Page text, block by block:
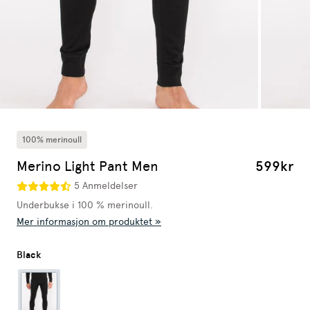
100% merinoull
Merino Light Pant Men 599kr
5 Anmeldelser
Underbukse i 100 % merinoull.
Mer informasjon om produktet »
Black